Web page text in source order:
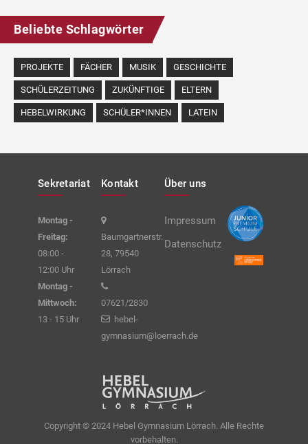
Beliebte Schlagwörter
PROJEKTE FÄCHER MUSIK GESCHICHTE
SCHÜLERZEITUNG ZUKÜNFTIGE ELTERN
HEBELWIRKUNG SCHÜLER*INNEN LATEIN
Sekretariat
Montag -
Freitag:
08:00 -
12:00 Uhr
Montag -
Mittwoch:
13 - 15 Uhr
Kontakt
Baumgartnerstr.
28, 79540
Lörrach
07621/2830
hebel-
gymnasium@loerrach.de
Über uns
Impressum
Datenschutz
Copyright © 2024 Hebel Gymnasium Lörrach. Alle Rechte
vorbehalten.